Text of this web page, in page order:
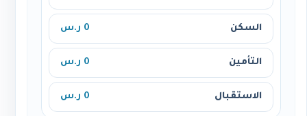
السكن 0 ر.س
التأمين 0 ر.س
الاستقبال 0 ر.س